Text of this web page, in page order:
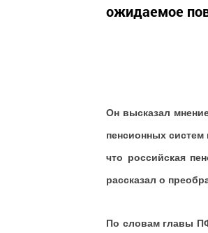
ожидаемое
Он высказал
пенсионных систем
что российская
рассказал о
По словам главы